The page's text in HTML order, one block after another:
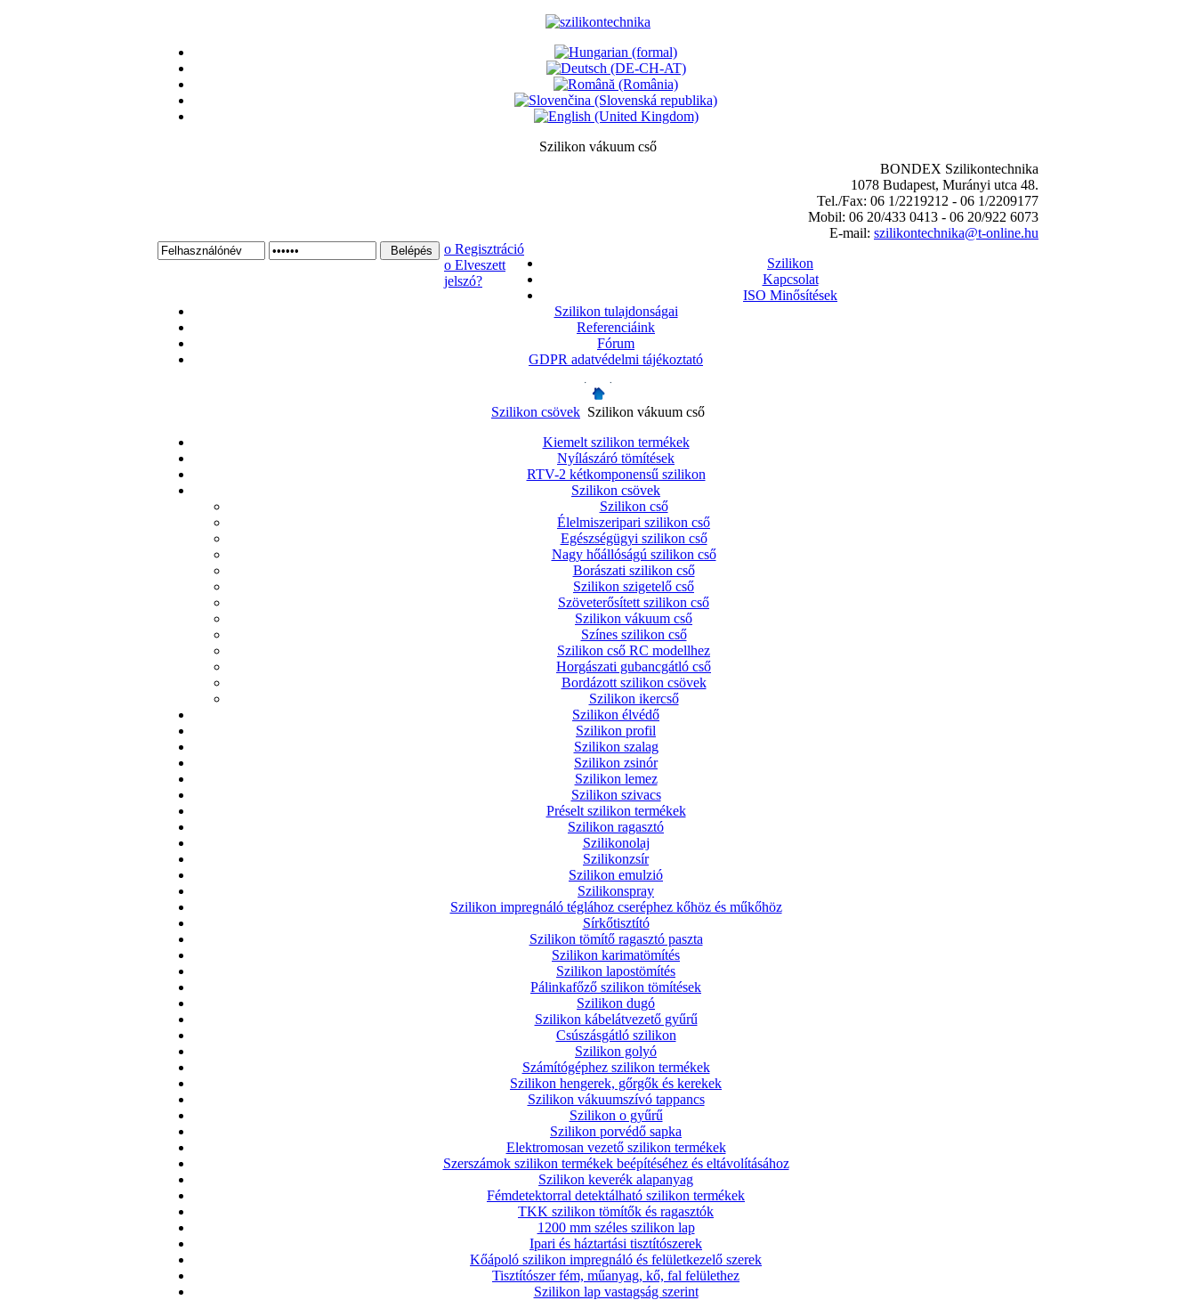
Szilikon vákuum cső
BONDEX Szilikontechnika
1078 Budapest, Murányi utca 48.
Tel./Fax: 06 1/2219212 - 06 1/2209177
Mobil: 06 20/433 0413 - 06 20/922 6073
E-mail: szilikontechnika@t-online.hu
ο Regisztráció
ο Elveszett
jelszó?
Szilikon
Kapcsolat
ISO Minősítések
Szilikon tulajdonságai
Referenciáink
Fórum
GDPR adatvédelmi tájékoztató
Szilikon csövek Szilikon vákuum cső
Kiemelt szilikon termékek
Nyílászáró tömítések
RTV-2 kétkomponensű szilikon
Szilikon csövek
Szilikon cső
Élelmiszeripari szilikon cső
Egészségügyi szilikon cső
Nagy hőállóságú szilikon cső
Borászati szilikon cső
Szilikon szigetelő cső
Szöveterősített szilikon cső
Szilikon vákuum cső
Színes szilikon cső
Szilikon cső RC modellhez
Horgászati gubancgátló cső
Bordázott szilikon csövek
Szilikon ikercső
Szilikon élvédő
Szilikon profil
Szilikon szalag
Szilikon zsinór
Szilikon lemez
Szilikon szivacs
Préselt szilikon termékek
Szilikon ragasztó
Szilikonolaj
Szilikonzsír
Szilikon emulzió
Szilikonspray
Szilikon impregnáló téglához cseréphez kőhöz és műkőhöz
Sírkőtisztító
Szilikon tömítő ragasztó paszta
Szilikon karimatömítés
Szilikon lapostömítés
Pálinkafőző szilikon tömítések
Szilikon dugó
Szilikon kábelátvezető gyűrű
Csúszásgátló szilikon
Szilikon golyó
Számítógéphez szilikon termékek
Szilikon hengerek, gőrgők és kerekek
Szilikon vákuumszívó tappancs
Szilikon o gyűrű
Szilikon porvédő sapka
Elektromosan vezető szilikon termékek
Szerszámok szilikon termékek beépítéséhez és eltávolításához
Szilikon keverék alapanyag
Fémdetektorral detektálható szilikon termékek
TKK szilikon tömítők és ragasztók
1200 mm széles szilikon lap
Ipari és háztartási tisztítószerek
Kőápoló szilikon impregnáló és felületkezelő szerek
Tisztítószer fém, műanyag, kő, fal felülethez
Szilikon lap vastagság szerint